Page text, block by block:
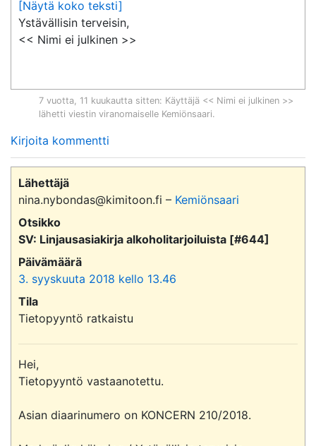
[Näytä koko teksti]
Ystävällisin terveisin,
<< Nimi ei julkinen >>
7 vuotta, 11 kuukautta sitten: Käyttäjä << Nimi ei julkinen >>
lähetti viestin viranomaiselle Kemiönsaari.
Kirjoita kommentti
Lähettäjä
nina.nybondas@kimitoon.fi – Kemiönsaari
Otsikko
SV: Linjausasiakirja alkoholitarjoiluista [#644]
Päivämäärä
3. syyskuuta 2018 kello 13.46
Tila
Tietopyyntö ratkaistu
Hei,
Tietopyyntö vastaanotettu.
Asian diaarinumero on KONCERN 210/2018.